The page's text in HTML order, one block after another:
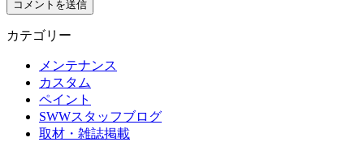
カテゴリー
メンテナンス
カスタム
ペイント
SWWスタッフブログ
取材・雑誌掲載